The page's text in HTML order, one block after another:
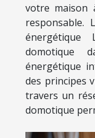
votre maison
responsable.
énergétique
domotique
énergétique
des principes
travers un
domotique